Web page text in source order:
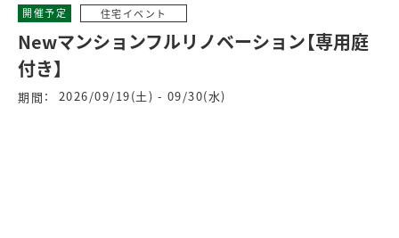
開催予定 住宅イベント
Newマンションフルリノベーション【専用庭
付き】
期間： 2026/09/19(土) - 09/30(水)